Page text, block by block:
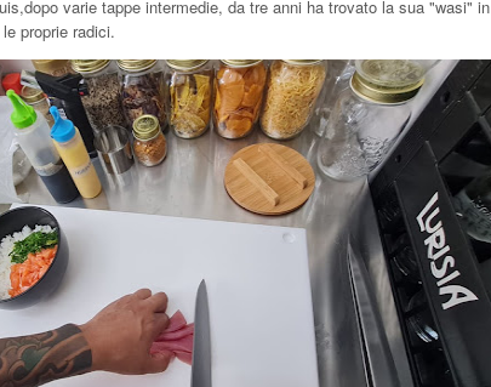
varie tappe intermedie, da tre anni ha trovato la sua "wasi" in
proprie radici.